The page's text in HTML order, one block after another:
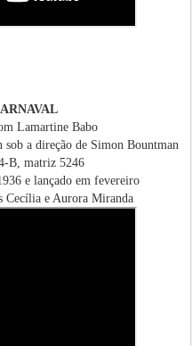
Lamartine Babo
sob a direção de Simon Bountman
B, matriz 5246
e lançado em fevereiro
Cecília e Aurora Miranda